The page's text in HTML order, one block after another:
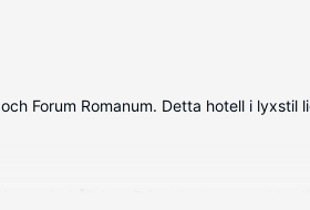
Forum Romanum. Detta hotell i lyxstil